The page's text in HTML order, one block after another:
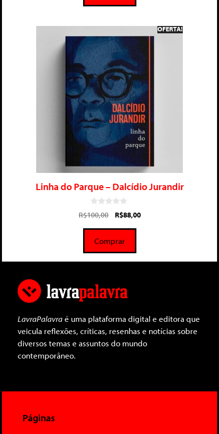
OFERTA!
Linha do Parque – Dalcídio Jurandir
0
d
5
R$100,00 R$88,00
Comprar
LavraPalavraé uma plataforma digital e editora que
veicula reflexões, críticas, resenhas e notícias sobre
diversos temas e assuntos do mundo
contemporâneo.
Páginas